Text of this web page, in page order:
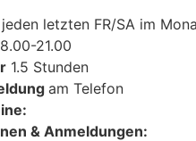
jeden letzten FR/SA im
21.00
1.5 Stunden
am Telefon
& Anmeldungen: